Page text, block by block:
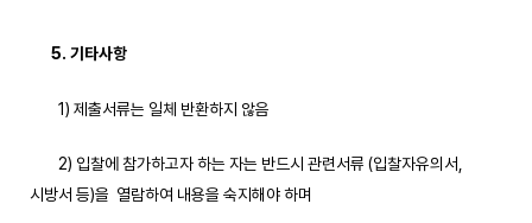
5. 기타사항
1) 제출서류는 일체 반환하지 않음
2) 입찰에 참가하고자 하는 자는 반드시 관련서류 (입찰자유의서,
시방서 등)을 열람하여 내용을 숙지해야 하며